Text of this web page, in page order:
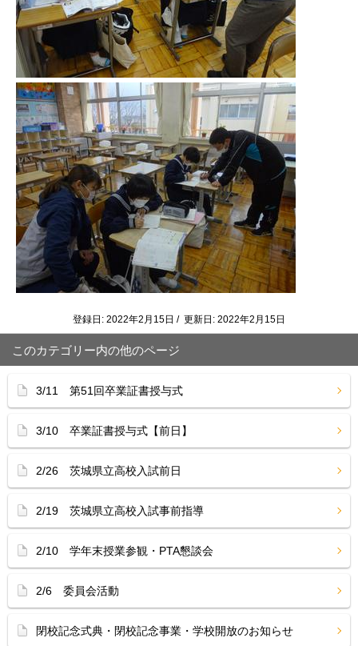
登録日: 2022年2月15日 / 更新日: 2022年2月15日
このカテゴリー内の他のページ
3/11 第51回卒業証書授与式
3/10 卒業証書授与式【前日】
2/26 茨城県立高校入試前日
2/19 茨城県立高校入試事前指導
2/10 学年末授業参観・PTA懇談会
2/6 委員会活動
閉校記念式典・閉校記念事業・学校開放のお知らせ